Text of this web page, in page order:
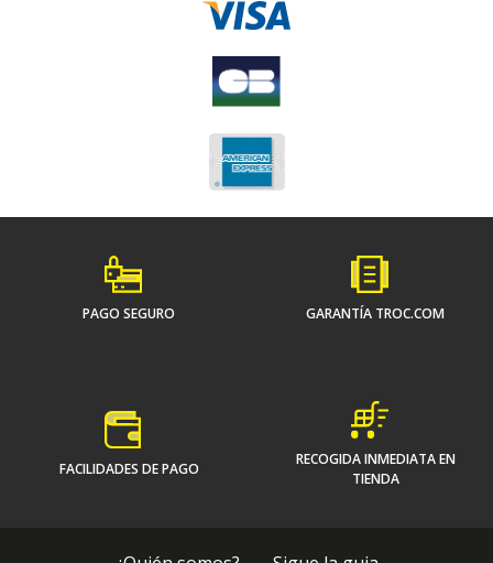
PAGO SEGURO GARANTÍA TROC.COM
FACILIDADES DE PAGO
RECOGIDA INMEDIATA EN
TIENDA